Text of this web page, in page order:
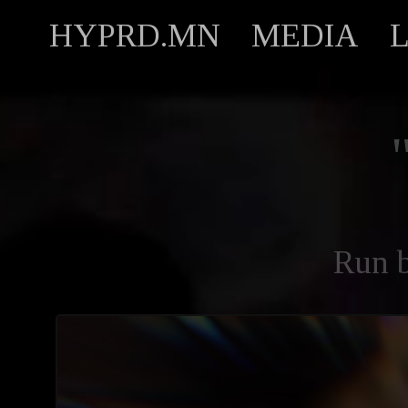
HYPRD.MN MEDIA
Run